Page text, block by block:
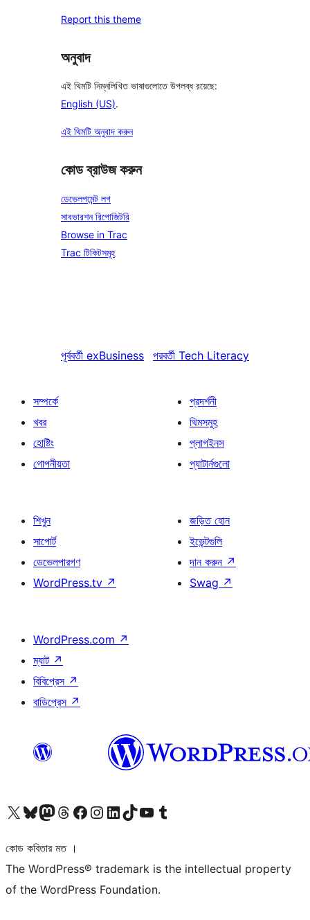
Report this theme
অনুবাদ
এই থিমটি নিম্নলিখিত ভাষাগুলোতে উপলব্ধ রয়েছে:
English (US).
এই থিমটি অনুবাদ করুন
কোড ব্রাউজ করুন
ডেভেলপমেন্ট লগ
সাবভারশন রিপোজিটরি
Browse in Trac
Trac টিকিটসমূহ
পূর্ববর্তী exBusiness পরবর্তী Tech Literacy
সম্পর্কে
খবর
হোষ্টিং
গোপনীয়তা
প্রদর্শনী
থিমসমূহ
প্লাগইনস
প্যাটার্নগুলো
শিখুন
সাপোর্ট
ডেভেলপারগণ
WordPress.tv ↗
জড়িত হোন
ইভেন্টগুলি
দান করুন ↗
Swag ↗
WordPress.com ↗
ম্যাট ↗
বিবিপ্রেস ↗
বাডিপ্রেস ↗
আমাদের X (আগের টুইটার) অ্যাকাউন্টে যানআমাদের Bluesky অ্যাকাউন্টটি দেখুনআমাদের মাস্টোডন অ্যাকাউন্টটি দেখুনআমাদের থ্রেডস অ্যাকাউন্টটি দেখুনআমাদের ফেসবুক পেজ দেখুনআমাদের ইন্সটাগ্রাম অ্যাকাউন্ট দেখুনআমাদের লিঙ্কডইন অ্যাকাউন্টে যানআমাদের TikTok অ্যাকাউন্টটি দেখুনআমাদের ইউটিউব চ্যানেলে যান আমাদের টাম্বলার অ্যাকাউন্ট দেখুন
কোড কবিতার মত ।
The WordPress® trademark is the intellectual property
of the WordPress Foundation.